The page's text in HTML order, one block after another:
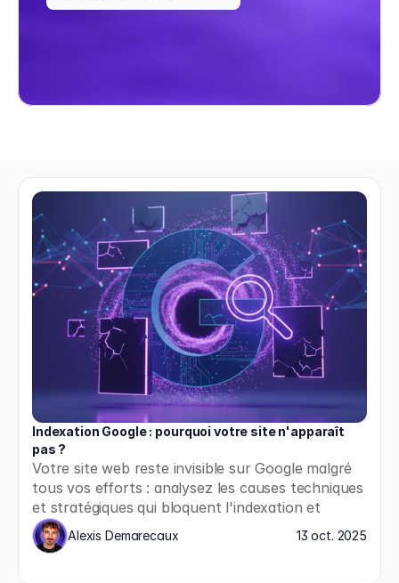
Indexation Google : pourquoi votre site n'apparaît
pas ?
Votre site web reste invisible sur Google malgré
tous vos efforts : analysez les causes techniques
et stratégiques qui bloquent l'indexation et
appliquez les solutions concrètes pour enfin
apparaître dans les résultats de recherche.
Alexis Demarecaux 13 oct. 2025